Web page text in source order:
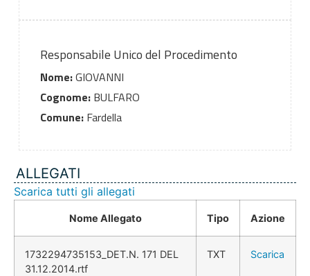
Responsabile Unico del Procedimento
Nome:GIOVANNI
Cognome:BULFARO
Comune:Fardella
ALLEGATI
Scarica tutti gli allegati
Nome Allegato Tipo Azione
1732294735153_DET.N. 171 DEL
31.12.2014.rtf
TXT Scarica